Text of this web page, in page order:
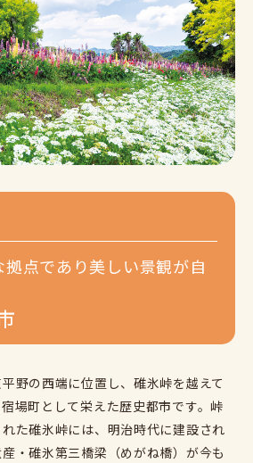
点であり美しい景観が自
野の西端に位置し、碓氷峠を越えて
場町として栄えた歴史都市です。峠
た碓氷峠には、明治時代に建設され
・碓氷第三橋梁（めがね橋）が今も